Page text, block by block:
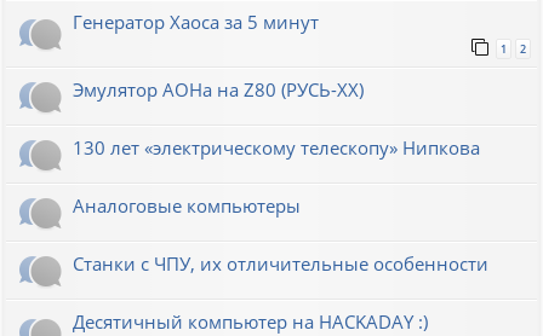
Генератор Хаоса за 5 минут
1 2
Эмулятор АОНа на Z80 (РУСЬ-XX)
130 лет «электрическому телескопу» Нипкова
Аналоговые компьютеры
Станки с ЧПУ, их отличительные особенности
Десятичный компьютер на HACKADAY :)